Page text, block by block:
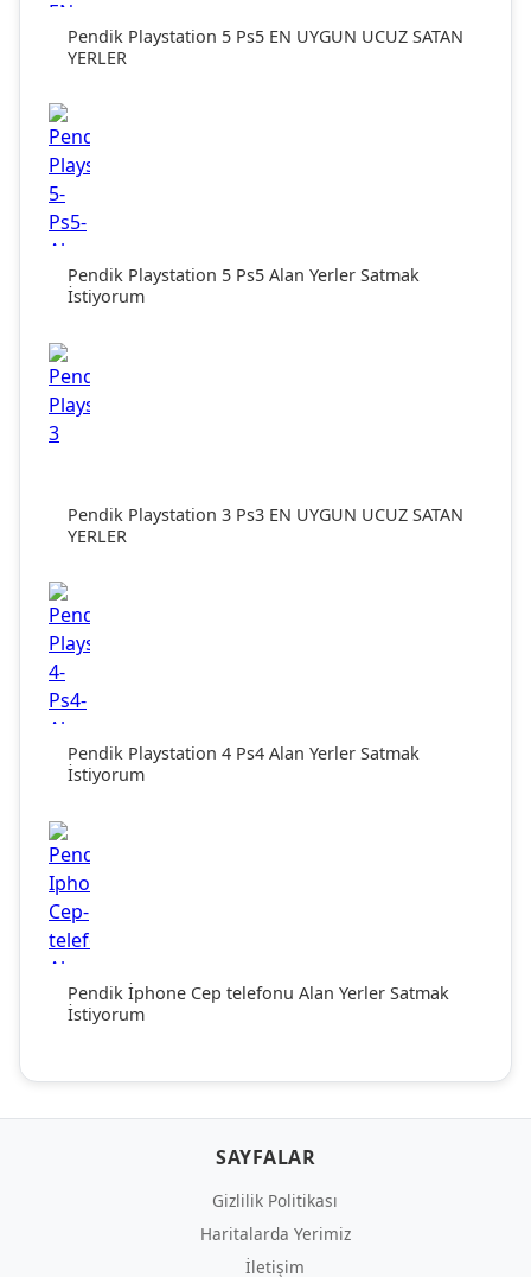
Pendik Playstation 5 Ps5 EN UYGUN UCUZ SATAN
YERLER
Pendik Playstation 5 Ps5 Alan Yerler Satmak
İstiyorum
Pendik Playstation 3 Ps3 EN UYGUN UCUZ SATAN
YERLER
Pendik Playstation 4 Ps4 Alan Yerler Satmak
İstiyorum
Pendik İphone Cep telefonu Alan Yerler Satmak
İstiyorum
SAYFALAR
Gizlilik Politikası
Haritalarda Yerimiz
İletişim